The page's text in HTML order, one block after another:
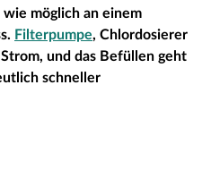
wie möglich an einem
Filterpumpe, Chlordosierer
und das Befüllen geht
schneller